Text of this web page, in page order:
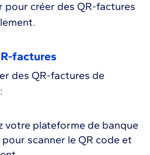
pour créer des QR-factures
factures
des QR-factures de
votre plateforme de banque
scanner le QR code et